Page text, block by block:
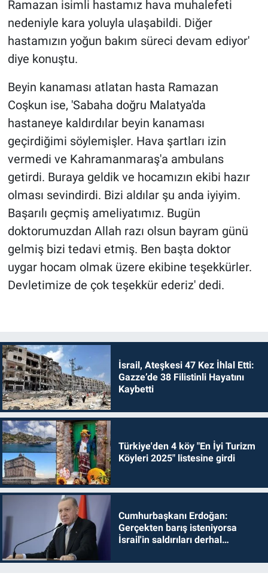
Ramazan isimli hastamız hava muhalefeti
nedeniyle kara yoluyla ulaşabildi. Diğer
hastamızın yoğun bakım süreci devam ediyor'
diye konuştu.
Beyin kanaması atlatan hasta Ramazan
Coşkun ise, 'Sabaha doğru Malatya'da
hastaneye kaldırdılar beyin kanaması
geçirdiğimi söylemişler. Hava şartları izin
vermedi ve Kahramanmaraş'a ambulans
getirdi. Buraya geldik ve hocamızın ekibi hazır
olması sevindirdi. Bizi aldılar şu anda iyiyim.
Başarılı geçmiş ameliyatımız. Bugün
doktorumuzdan Allah razı olsun bayram günü
gelmiş bizi tedavi etmiş. Ben başta doktor
uygar hocam olmak üzere ekibine teşekkürler.
Devletimize de çok teşekkür ederiz' dedi.
İsrail, Ateşkesi 47 Kez İhlal Etti:
Gazze’de 38 Filistinli Hayatını
Kaybetti
Türkiye'den 4 köy "En İyi Turizm
Köyleri 2025" listesine girdi
Cumhurbaşkanı Erdoğan:
Gerçekten barış isteniyorsa
İsrail'in saldırıları derhal